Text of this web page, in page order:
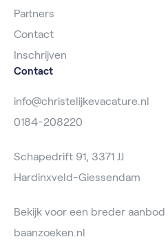
Partners
Contact
Inschrijven
Contact
info@christelijkevacature.nl
0184-208220
Schapedrift 91, 3371 JJ
Hardinxveld-Giessendam
Bekijk voor een breder
baanzoeken.nl